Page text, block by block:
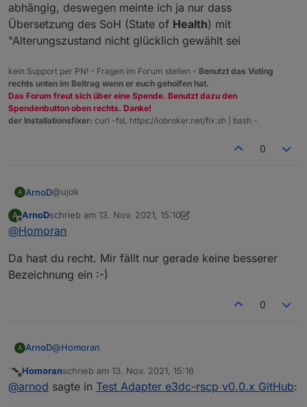
abhängig, deswegen meinte ich ja nur dass
Übersetzung des SoH (State of Health) mit
"Alterungszustand nicht glücklich gewählt sei
kein Support per PN! - Fragen im Forum stellen - Benutzt das Voting
rechts unten im Beitrag wenn er euch geholfen hat.
Das Forum freut sich über eine Spende. Benutzt dazu den
Spendenbutton oben rechts. Danke!
der Installationsfixer: curl -fsL https://iobroker.net/fix.sh | bash -
0
A ArnoD@ujok
Ich versuche es mal so zu erklären wie ich es
zumindest verstanden habe.
Tiefenentladung oder 100% Ladung, indem 10 % nicht
genutzt werden also nur 90% der Batterie Kapazität
stehen tatsächlich zur Verfügung.
(entspricht RSOC) , sind tatsächlich noch z.B 5%
Bereich verwendet werden, weiß ich leider auch nicht.
RSOC => SOC/Ladezustand Portal (entspricht 90% der
Nennkapazität beim S10 E PRO / beim S10 E und S10 mini
RSOC REAL => SOC (entspricht 100% der Nennkapazität)
A
Offline
ArnoDschrieb am 13. Nov. 2021, 15:10
zuletzt editiert von ArnoD
@Homoran
Da hast du recht. Mir fällt nur gerade keine besserer
Bezeichnung ein :-)
0
A ArnoD@Homoran
Da hast du recht. Mir fällt nur gerade keine besserer
Bezeichnung ein :-)
Offline
Homoranschrieb am 13. Nov. 2021, 15:16
zuletzt editiert von
@arnod sagte in Test Adapter e3dc-rscp v0.0.x GitHub: